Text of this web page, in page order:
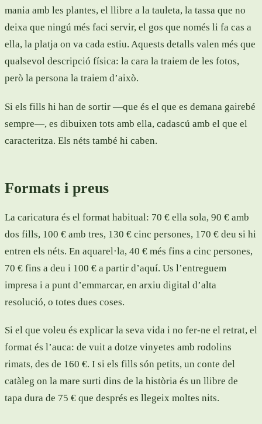
mania amb les plantes, el llibre a la tauleta, la tassa que no
deixa que ningú més faci servir, el gos que només li fa cas a
ella, la platja on va cada estiu. Aquests detalls valen més que
qualsevol descripció física: la cara la traiem de les fotos,
però la persona la traiem d’això.
Si els fills hi han de sortir —que és el que es demana gairebé
sempre—, es dibuixen tots amb ella, cadascú amb el que el
caracteritza. Els néts també hi caben.
Formats i preus
La caricatura és el format habitual: 70 € ella sola, 90 € amb
dos fills, 100 € amb tres, 130 € cinc persones, 170 € deu si hi
entren els néts. En aquarel·la, 40 € més fins a cinc persones,
70 € fins a deu i 100 € a partir d’aquí. Us l’entreguem
impresa i a punt d’emmarcar, en arxiu digital d’alta
resolució, o totes dues coses.
Si el que voleu és explicar la seva vida i no fer-ne el retrat, el
format és l’auca: de vuit a dotze vinyetes amb rodolins
rimats, des de 160 €. I si els fills són petits, un conte del
catàleg on la mare surti dins de la història és un llibre de
tapa dura de 75 € que després es llegeix moltes nits.